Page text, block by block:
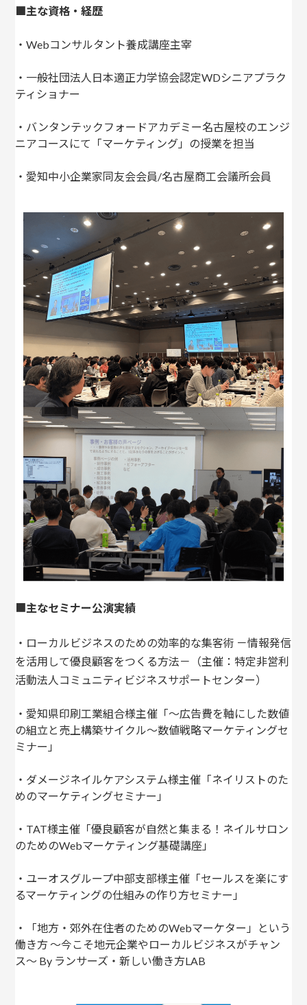
■主な資格・経歴
・Webコンサルタント養成講座主宰
・一般社団法人日本適正力学協会認定WDシニアプラク
ティショナー
・バンタンテックフォードアカデミー名古屋校のエンジ
ニアコースにて「マーケティング」の授業を担当
・愛知中小企業家同友会会員/名古屋商工会議所会員
■主なセミナー公演実績
・ローカルビジネスのための効率的な集客術 －情報発信
を活用して優良顧客をつくる方法－（主催：特定非営利
活動法人コミュニティビジネスサポートセンター）
・愛知県印刷工業組合様主催「〜広告費を軸にした数値
の組立と売上構築サイクル〜数値戦略マーケティングセ
ミナー」
・ダメージネイルケアシステム様主催「ネイリストのた
めのマーケティングセミナー」
・TAT様主催「優良顧客が自然と集まる！ネイルサロン
のためのWebマーケティング基礎講座」
・ユーオスグループ中部支部様主催「セールスを楽にす
るマーケティングの仕組みの作り方セミナー」
・「地方・郊外在住者のためのWebマーケター」という
働き方 〜今こそ地元企業やローカルビジネスがチャン
ス〜 By ランサーズ・新しい働き方LAB